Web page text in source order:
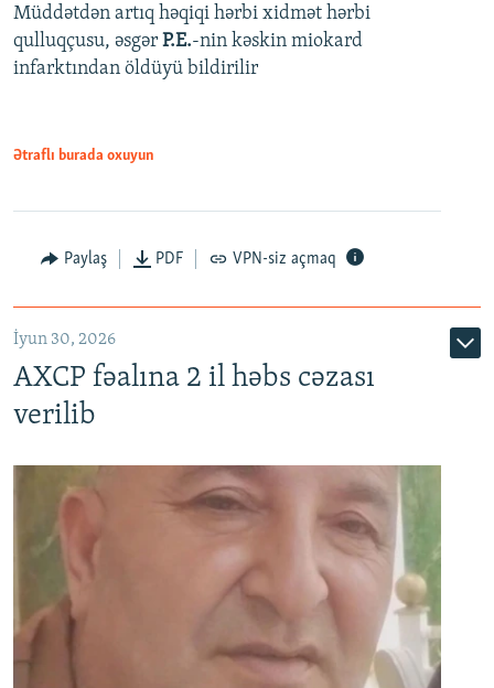
Müddətdən artıq həqiqi hərbi xidmət hərbi
qulluqçusu, əsgər P.E.-nin kəskin miokard
infarktından öldüyü bildirilir
Ətraflı burada oxuyun
Paylaş PDF VPN-siz açmaq
İyun 30, 2026
AXCP fəalına 2 il həbs cəzası
verilib